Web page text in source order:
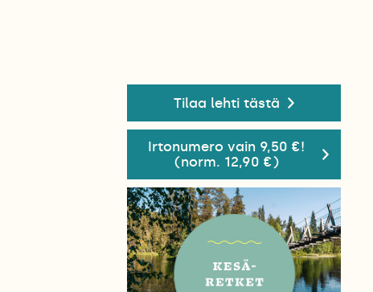
Tilaa lehti tästä
Irtonumero vain 9,50 €!
(norm. 12,90 €)